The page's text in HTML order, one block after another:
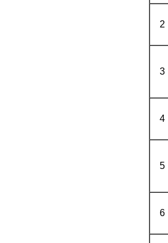
2
3
4
5
6